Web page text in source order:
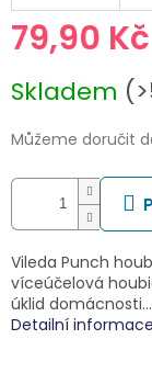
79,90 Kč
cena:
Skladem
Můžeme doručit
Vileda Punch
víceúčelová
úklid
Detailní informace